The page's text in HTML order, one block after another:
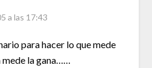
a las 17:43
para hacer lo que mede
mede la gana……